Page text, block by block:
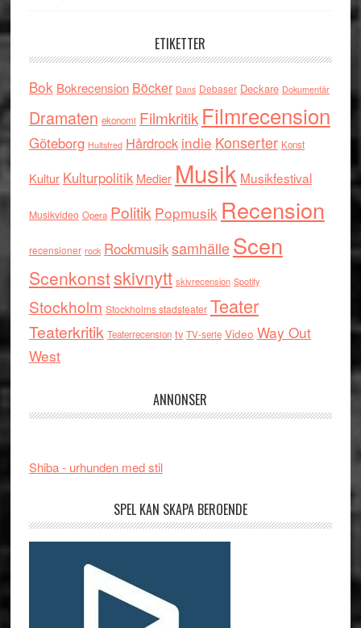
ETIKETTER
Bok Bokrecension Böcker Dans Debaser Deckare Dokumentär
Dramaten ekonomi Filmkritik Filmrecension
Göteborg Hultsfred Hårdrock indie Konserter Konst
Kultur Kulturpolitik Medier Musik Musikfestival
Musikvideo Opera Politik Popmusik Recension
recensioner rock RockmusiksamhälleScen
Scenkonstskivnytt skivrecension Spotify
Stockholm Stockholms stadsteater Teater
Teaterkritik Teaterrecension tv TV-serie Video Way Out
West
ANNONSER
Shiba - urhunden med stil
SPEL KAN SKAPA BEROENDE